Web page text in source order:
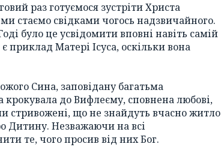
раз готуємося зустріти Христа
стаємо свідками чогось надзвичайного.
було це усвідомити вповні навіть самій
приклад Матері Ісуса, оскільки вона
Сина, заповідану багатьма
до Вифлеєму, сповнена любові,
стривожені, що не знайдуть вчасно житло
Дитину. Незважаючи на всі
те, чого просив від них Бог.